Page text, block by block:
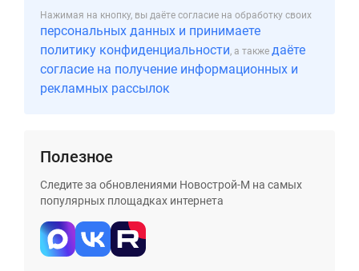
Москве
Программа
реновации
Москве
Новостройки
бизнес-
Рассрочка
Траншевая
Нажимая на кнопку, вы даёте согласие на обработку своих
персональных данных и принимаете
политику конфиденциальности, а также даёте
согласие на получение информационных и
рекламных рассылок
Полезное
Следите за обновлениями Новострой-М на самых
популярных площадках интернета